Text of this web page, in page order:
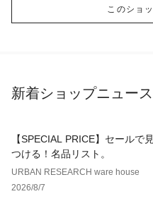
このショ
新着ショップニュース
【SPECIAL PRICE】セールで見
つける！名品リスト。
URBAN RESEARCH ware house
2026/8/7